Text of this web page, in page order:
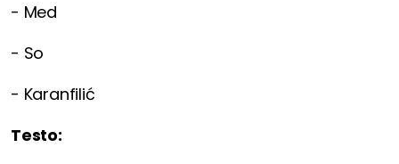
- Med
- So
- Karanfilić
Testo: